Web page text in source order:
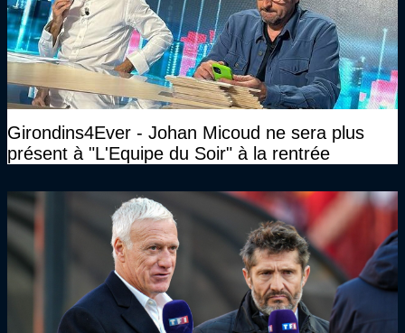
Girondins4Ever - Johan Micoud ne sera plus
présent à "L'Equipe du Soir" à la rentrée